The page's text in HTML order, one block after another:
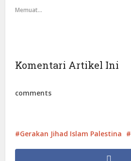
Memuat...
Komentari Artikel Ini
comments
Gerakan Jihad Islam Palestina